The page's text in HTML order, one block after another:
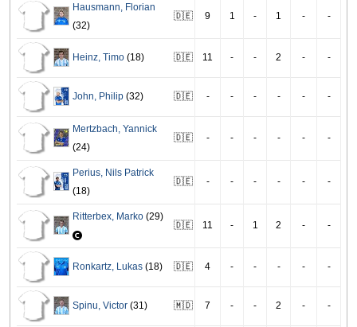
Hausmann, Florian
(32)
🇩🇪 9 1 - 1 - -
Heinz, Timo (18) 🇩🇪 11 - - 2 - -
John, Philip (32) 🇩🇪 - - - - - -
Mertzbach, Yannick
(24)
🇩🇪 - - - - - -
Perius, Nils Patrick
(18)
🇩🇪 - - - - - -
Ritterbex, Marko (29)
🇩🇪 11 - 1 2 - -
Ronkartz, Lukas (18) 🇩🇪 4 - - - - -
Spinu, Victor (31) 🇲🇩 7 - - 2 - -